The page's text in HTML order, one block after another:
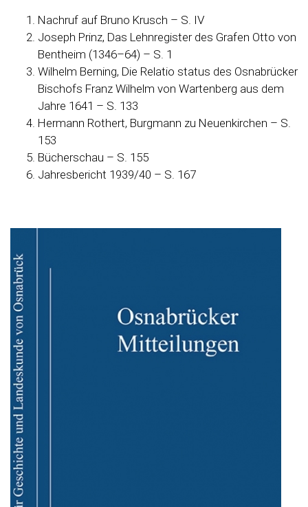
Nachruf auf Bruno Krusch – S. IV
Joseph Prinz, Das Lehnregister des Grafen Otto von
Bentheim (1346–64) – S. 1
Wilhelm Berning, Die Relatio status des Osnabrücker
Bischofs Franz Wilhelm von Wartenberg aus dem
Jahre 1641 – S. 133
Hermann Rothert, Burgmann zu Neuenkirchen – S.
153
Bücherschau – S. 155
Jahresbericht 1939/40 – S. 167